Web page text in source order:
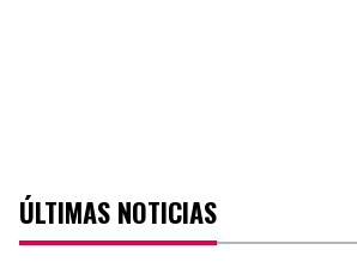
ÚLTIMAS NOTICIAS